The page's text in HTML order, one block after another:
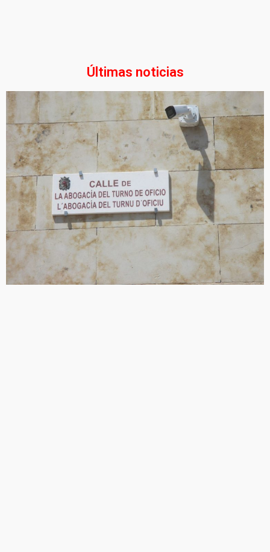
Últimas noticias